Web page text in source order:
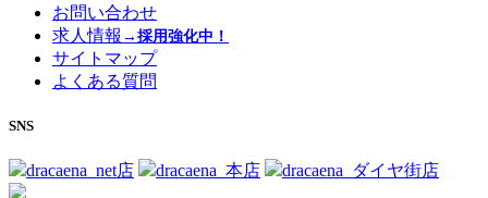
お問い合わせ
求人情報 →採用強化中！
サイトマップ
よくある質問
SNS
dracaena_net店 dracaena_本店 dracaena_ダイヤ街店